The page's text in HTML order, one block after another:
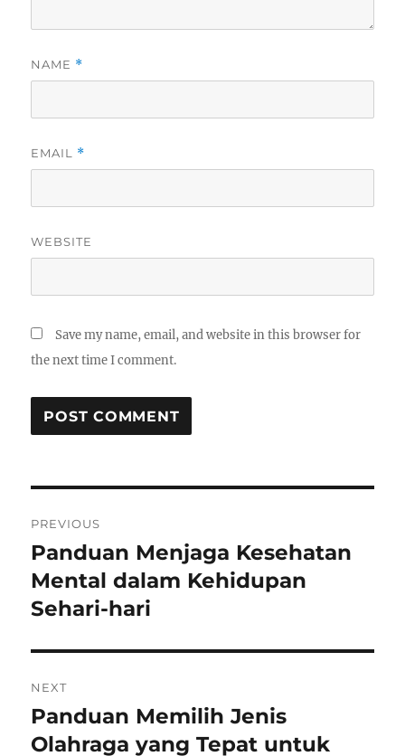
NAME *
EMAIL *
WEBSITE
Save my name, email, and website in this browser for
the next time I comment.
navigation
PREVIOUS
Previous
post:
Panduan Menjaga Kesehatan
Mental dalam Kehidupan
Sehari-hari
NEXT
Next
post:
Panduan Memilih Jenis
Olahraga yang Tepat untuk